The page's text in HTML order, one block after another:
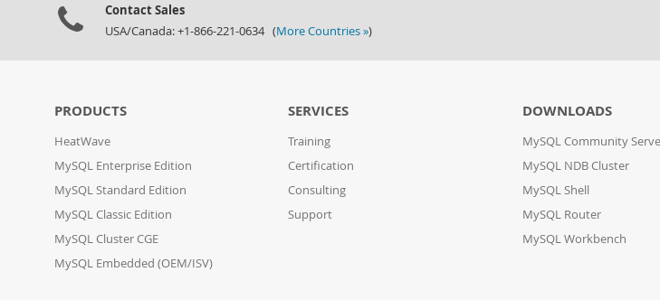
Contact Sales
USA/Canada: +1-866-221-0634 (More Countries »)
PRODUCTS
HeatWave
MySQL Enterprise Edition
MySQL Standard Edition
MySQL Classic Edition
MySQL Cluster CGE
MySQL Embedded (OEM/ISV)
SERVICES
Training
Certification
Consulting
Support
DOWNLOADS
MySQL Community
MySQL NDB Cluster
MySQL Shell
MySQL Router
MySQL Workbench